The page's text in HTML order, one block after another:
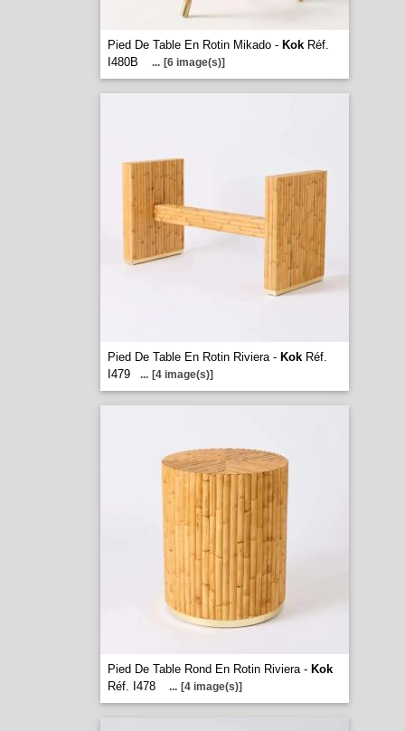
Pied De Table En Rotin Mikado - KokRéf.
I480B
... [6 image(s)]
Pied De Table En Rotin Riviera - KokRéf.
I479
... [4 image(s)]
Pied De Table Rond En Rotin Riviera - Kok
Réf. I478
... [4 image(s)]